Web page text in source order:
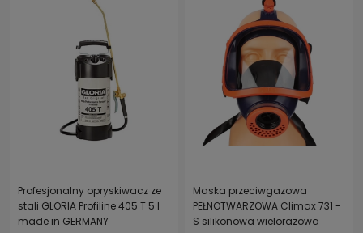
Profesjonalny opryskiwacz ze
stali GLORIA Profiline 405 T 5 l
made in GERMANY
Maska przeciwgazowa
PEŁNOTWARZOWA Climax 731 -
S silikonowa wielorazowa